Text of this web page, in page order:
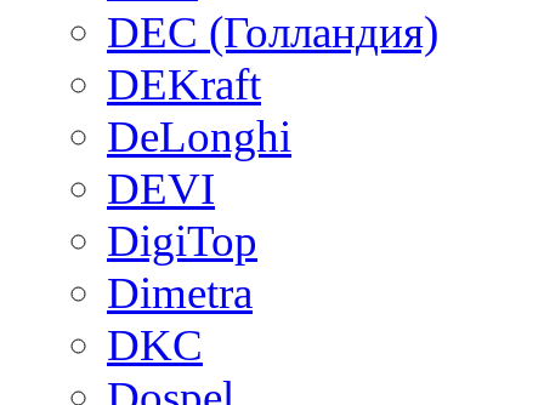
DEC (Голландия)
DEKraft
DeLonghi
DEVI
DigiTop
Dimetra
DKC